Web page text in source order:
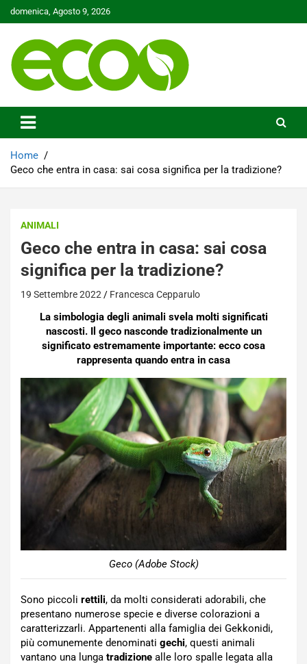
Skip
to
domenica, Agosto 9, 2026
Ecoo.it
Home
Geco che entra in casa: sai cosa significa per la tradizione?
ANIMALI
Geco che entra in casa: sai cosa
significa per la tradizione?
19 Settembre 2022 Francesca Cepparulo
La simbologia degli animali svela molti significati
nascosti. Il geco nasconde tradizionalmente un
significato estremamente importante: ecco cosa
rappresenta quando entra in casa
Geco (Adobe Stock)
Sono piccoli rettili, da molti considerati adorabili, che
presentano numerose specie e diverse colorazioni a
caratterizzarli. Appartenenti alla famiglia dei Gekkonidi,
più comunemente denominati gechi, questi animali
vantano una lunga tradizione alle loro spalle legata alla